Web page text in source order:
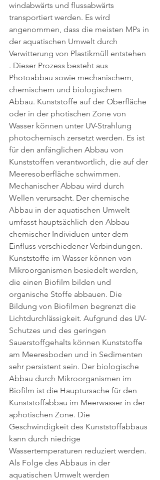
windabwärts und flussabwärts
transportiert werden. Es wird
angenommen, dass die meisten MPs in
der aquatischen Umwelt durch
Verwitterung von Plastikmüll entstehen
. Dieser Prozess besteht aus
Photoabbau sowie mechanischem,
chemischem und biologischem
Abbau. Kunststoffe auf der Oberfläche
oder in der photischen Zone von
Wasser können unter UV-Strahlung
photochemisch zersetzt werden. Es ist
für den anfänglichen Abbau von
Kunststoffen verantwortlich, die auf der
Meeresoberfläche schwimmen.
Mechanischer Abbau wird durch
Wellen verursacht. Der chemische
Abbau in der aquatischen Umwelt
umfasst hauptsächlich den Abbau
chemischer Individuen unter dem
Einfluss verschiedener Verbindungen.
Kunststoffe im Wasser können von
Mikroorganismen besiedelt werden,
die einen Biofilm bilden und
organische Stoffe abbauen. Die
Bildung von Biofilmen begrenzt die
Lichtdurchlässigkeit. Aufgrund des UV-
Schutzes und des geringen
Sauerstoffgehalts können Kunststoffe
am Meeresboden und in Sedimenten
sehr persistent sein. Der biologische
Abbau durch Mikroorganismen im
Biofilm ist die Hauptursache für den
Kunststoffabbau im Meerwasser in der
aphotischen Zone. Die
Geschwindigkeit des Kunststoffabbaus
kann durch niedrige
Wassertemperaturen reduziert werden.
Als Folge des Abbaus in der
aquatischen Umwelt werden